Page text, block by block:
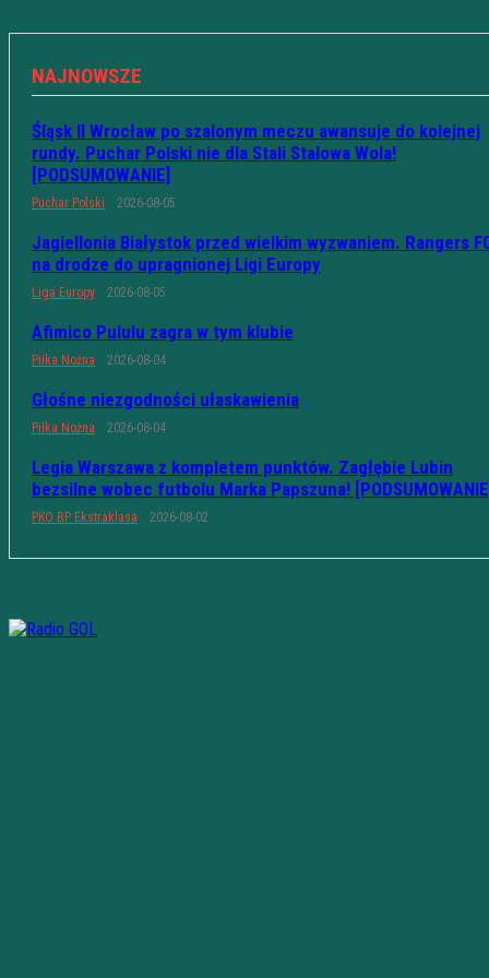
NAJNOWSZE
Śląsk II Wrocław po szalonym meczu awansuje do kolejnej
rundy. Puchar Polski nie dla Stali Stalowa Wola!
[PODSUMOWANIE]
Puchar Polski 2026-08-05
Jagiellonia Białystok przed wielkim wyzwaniem. Rangers
na drodze do upragnionej Ligi Europy
Liga Europy 2026-08-05
Afimico Pululu zagra w tym klubie
Piłka Nożna 2026-08-04
Głośne niezgodności ułaskawienia
Piłka Nożna 2026-08-04
Legia Warszawa z kompletem punktów. Zagłębie Lubin
bezsilne wobec futbolu Marka Papszuna!
PKO BP Ekstraklasa 2026-08-02